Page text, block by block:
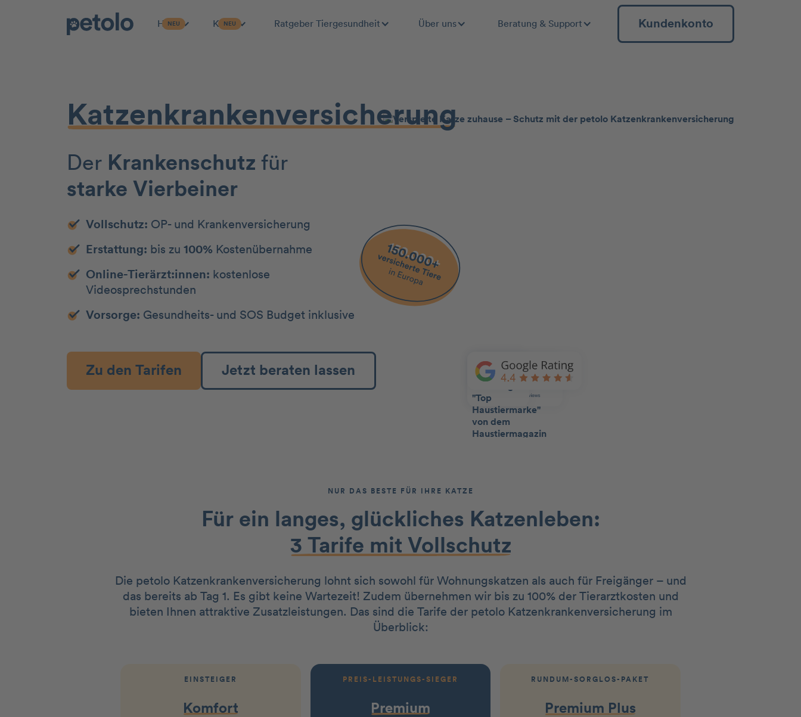
Hund
NEU Katze
NEU Ratgeber Tiergesundheit Über uns Beratung & Support Kundenkonto
Katzen­kranken­­ver­sicherung
Der Kranken­schutz für
starke Vierbeiner
Vollschutz: OP- und Krankenversicherung
Erstattung: bis zu 100% Kostenübernahme
Online-Tierärzt:innen: kostenlose
Videosprechstunden
Vorsorge: Gesundheits- und SOS Budget inklusive
Zu den Tarifen Jetzt beraten lassen
NUR DAS BESTE FÜR IHRE KATZE
Für ein langes, glückliches Katzenleben:
3 Tarife mit Vollschutz
Die petolo Katzenkrankenversicherung lohnt sich sowohl für Wohnungskatzen als auch für Freigänger – und
das bereits ab Tag 1. Es gibt keine Wartezeit! Zudem übernehmen wir bis zu 100% der Tierarztkosten und
bieten Ihnen attraktive Zusatzleistungen. Das sind die Tarife der petolo Katzenkrankenversicherung im
Überblick:
EINSTEIGER
Komfort
PREIS-LEISTUNGS-SIEGER
Premium
RUNDUM-SORGLOS-PAKET
Premium Plus